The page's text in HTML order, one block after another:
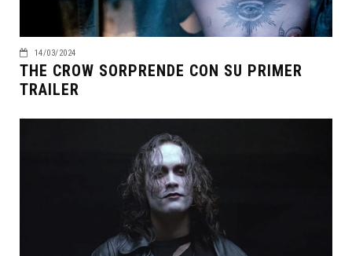
14/03/2024
THE CROW SORPRENDE CON SU PRIMER
TRAILER